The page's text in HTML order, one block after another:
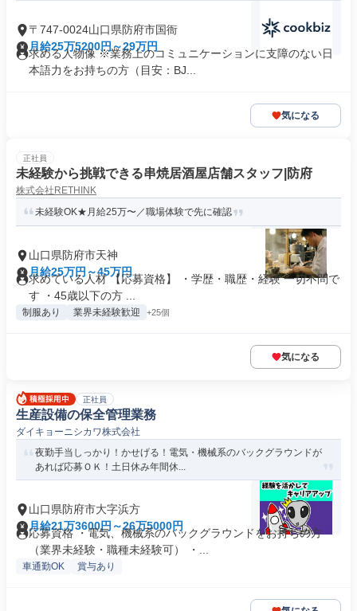
〒747-0024山口県防府市国衙
月給25万5200円～29万円
求める人物像 ※業務上のコミュニケーションに支障のない日
本語力をお持ちの方（目安：BJ...
気になる
正社員
未経験から挑戦できる串焼居酒屋店舗スタッフ|防府
株式会社RETHINK
未経験OK★月給25万〜／職場体験で先に確認
山口県防府市天神
月給25万円～45万円
求めている人材 【応募資格】 ・学歴・職歴・経験 一切不問で
す ・45歳以下の方 ...
制服あり 業界未経験歓迎 +25個
気になる
正社員
生産設備の保全管理業務
ダイキョーニシカワ株式会社
夜勤手当しっかり！かせげる！電気・機械系のバックグラウンドが
あれば応募ＯＫ！土日休み年間休...
山口県防府市大字浜方
月給21万3600円～26万5000円
応募資格 ・電気、機械系のバックグラウンドをお持ちの方
（業界未経験・職種未経験可） ・...
車通勤OK 賞与あり